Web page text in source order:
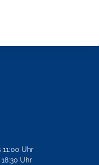
11:00 Uhr
Uhr